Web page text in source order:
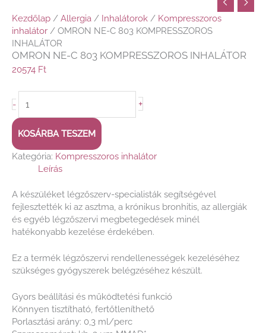
Kezdőlap / Allergia / Inhalátorok / Kompresszoros
inhalátor / OMRON NE-C 803 KOMPRESSZOROS
INHALÁTOR
OMRON NE-C 803 KOMPRESSZOROS INHALÁTOR
20574 Ft
- +
KOSÁRBA TESZEM
Kategória: Kompresszoros inhalátor
Leírás
A készüléket légzőszerv-specialisták segítségével
fejlesztették ki az asztma, a krónikus bronhitis, az allergiák
és egyéb légzőszervi megbetegedések minél
hatékonyabb kezelése érdekében.
Ez a termék légzőszervi rendellenességek kezeléséhez
szükséges gyógyszerek belégzéséhez készült.
Gyors beállítási és működtetési funkció
Könnyen tisztítható, fertőtleníthető
Porlasztási arány: 0,3 ml/perc